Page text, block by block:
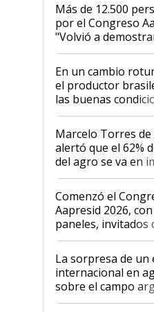
Más de 12.500
por el Congreso
"Volvió a
suelo es hablar
productivo"
En un cambio
el productor
las buenas
agro argentino
"Los veo más
Marcelo Torres de
alertó que el 62%
del agro se va en
"No es bueno que
Argentina se sigan
las mismas cosas
años"
Comenzó el
Aapresid 2026,
paneles, invitados
todas las
La sorpresa de un
internacional en
sobre el campo
"Estoy muy